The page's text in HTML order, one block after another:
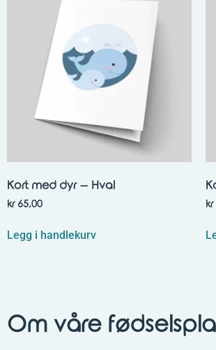
Kort med dyr – Hval
kr65,00
Legg i handlekurv
kr
Om våre